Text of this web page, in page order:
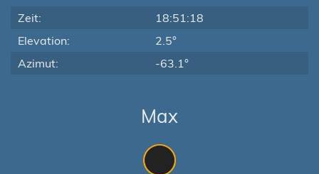
Zeit:
18:51:18
Elevation:
2.5°
Azimut:
-63.1°
Max